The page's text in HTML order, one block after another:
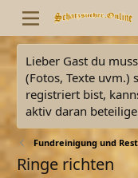
Lieber Gast du
(Fotos, Texte uvm.)
registriert bist,
aktiv daran
Fundreinigung und
Ringe richten